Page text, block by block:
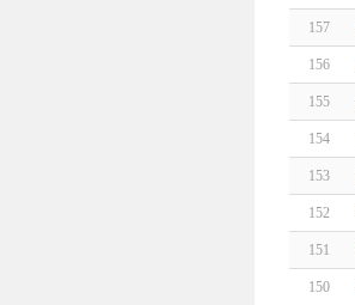
157
156
155
154
153
152
151
150